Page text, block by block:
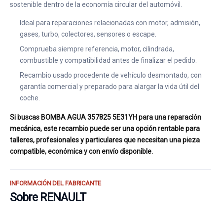
sostenible dentro de la economía circular del automóvil.
Ideal para reparaciones relacionadas con motor, admisión,
gases, turbo, colectores, sensores o escape.
Comprueba siempre referencia, motor, cilindrada,
combustible y compatibilidad antes de finalizar el pedido.
Recambio usado procedente de vehículo desmontado, con
garantía comercial y preparado para alargar la vida útil del
coche.
Si buscas BOMBA AGUA 357825 5E31YH para una reparación
mecánica, este recambio puede ser una opción rentable para
talleres, profesionales y particulares que necesitan una pieza
compatible, económica y con envío disponible.
INFORMACIÓN DEL FABRICANTE
Sobre RENAULT